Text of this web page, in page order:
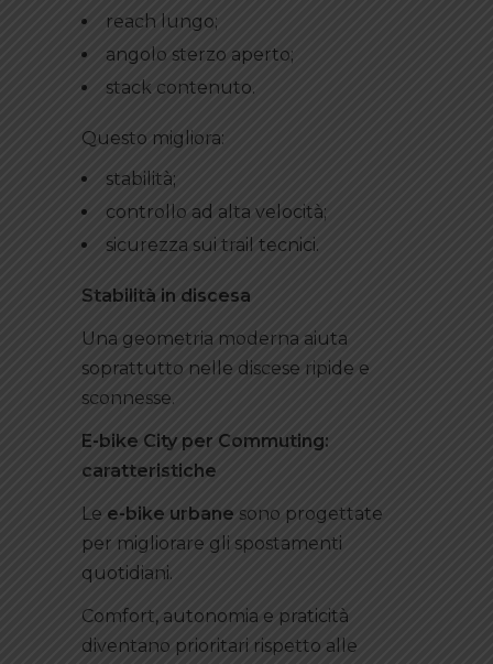
reach lungo;
angolo sterzo aperto;
stack contenuto.
Questo migliora:
stabilità;
controllo ad alta velocità;
sicurezza sui trail tecnici.
Stabilità in discesa
Una geometria moderna aiuta
soprattutto nelle discese ripide e
sconnesse.
E-bike City per Commuting:
caratteristiche
Le e-bike urbane sono progettate
per migliorare gli spostamenti
quotidiani.
Comfort, autonomia e praticità
diventano prioritari rispetto alle